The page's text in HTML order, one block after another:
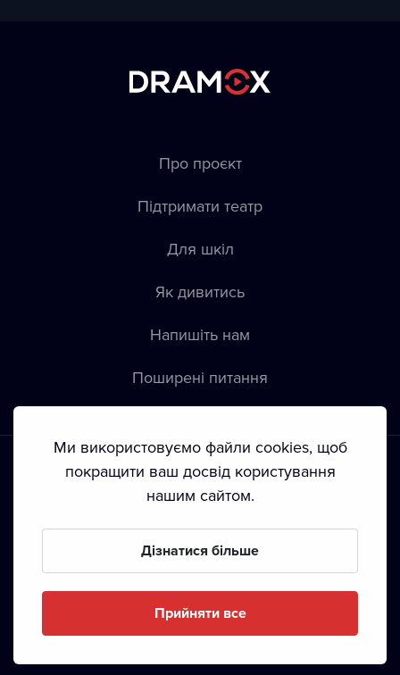
Про проєкт
Підтримати театр
Для шкіл
Як дивитись
Напишіть нам
Пoширені питання
Положення й умови • Конфіденційність • Автoрські права
Ми використовуємо файли cookies, щоб
покращити ваш досвід користування
нашим сайтом.
Дізнатися більше
Прийняти все